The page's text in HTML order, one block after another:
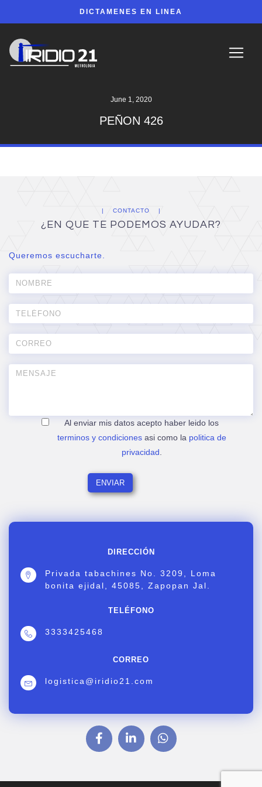
DICTAMENES EN LINEA
June 1, 2020
PEÑON 426
DIRECCIÓN
Privada tabachines No. 3209, Loma
bonita ejidal, 45085, Zapopan Jal.
TELÉFONO
3333425468
CORREO
logistica@iridio21.com
CONTACTO
¿EN QUE TE PODEMOS AYUDAR?
Queremos escucharte.
Al enviar mis datos acepto haber leido los
terminos y condicionesasi como la politica de
privacidad